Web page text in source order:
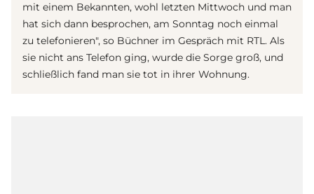
mit einem Bekannten, wohl letzten Mittwoch und man
hat sich dann besprochen, am Sonntag noch einmal
zu telefonieren", so Büchner im Gespräch mit RTL. Als
sie nicht ans Telefon ging, wurde die Sorge groß, und
schließlich fand man sie tot in ihrer Wohnung.